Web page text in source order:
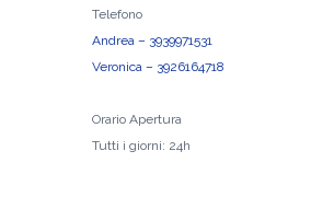
Telefono
Andrea – 3939971531
Veronica – 3926164718
Orario Apertura
Tutti i giorni: 24h